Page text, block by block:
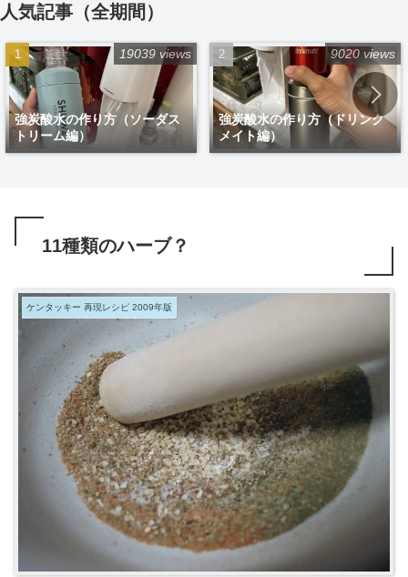
人気記事（全期間）
強炭酸水の作り方（ソーダス
トリーム編）
19039 views
強炭酸水の作り方（ドリンク
メイト編）
9020 views
11種類のハーブ？
ケンタッキー 再現レシピ 2009年版